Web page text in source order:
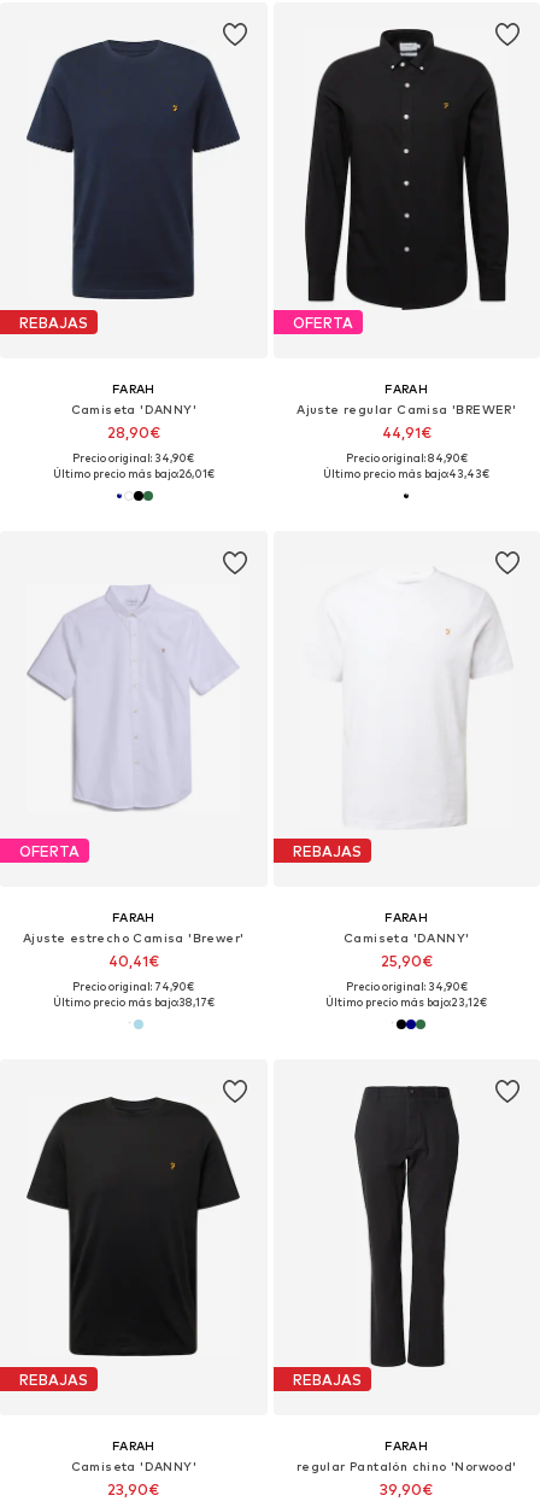
REBAJAS
FARAH
Camiseta 'DANNY'
28,90€
Precio original: 34,90€
Último precio más bajo:26,01€
OFERTA
FARAH
Ajuste regular Camisa 'BREWER'
44,91€
Precio original: 84,90€
Último precio más bajo:43,43€
OFERTA
FARAH
Ajuste estrecho Camisa 'Brewer'
40,41€
Precio original: 74,90€
Último precio más bajo:38,17€
REBAJAS
FARAH
Camiseta 'DANNY'
25,90€
Precio original: 34,90€
Último precio más bajo:23,12€
REBAJAS
FARAH
Camiseta 'DANNY'
23,90€
REBAJAS
FARAH
regular Pantalón chino 'Norwood'
39,90€